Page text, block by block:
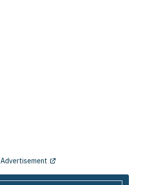
Advertisement